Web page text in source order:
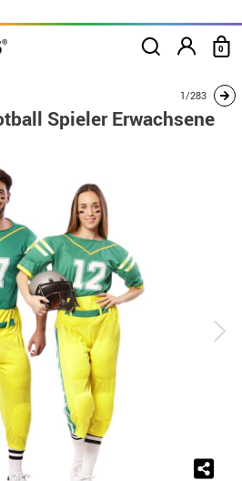
0
Paar American Football Spieler
1/283
Spieler Erwachsene